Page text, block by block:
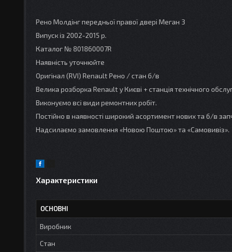
Рено Молдінг передньої правої двері Меган 3
Випуск із 2002-2015 р.
Каталог № 801860007R
Наявність уточнюйте
Оригінал (RVI) Renault Рено / стан б/в
Велика розборка Renault у Києві + станція технічного
Виконуємо всі види ремонтних робіт.
Постійно в наявності широкий асортимент нових та б/в
Надсилаємо замовлення «Новою Поштою» та «Самовивіз».
Характеристики
ОСНОВНІ
Виробник
Стан